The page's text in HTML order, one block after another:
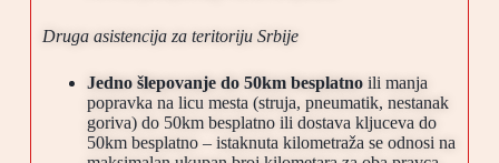
Druga asistencija za teritoriju Srbije
Jedno šlepovanje do 50km besplatnoili manja
popravka na licu mesta (struja, pneumatik, nestanak
goriva) do 50km besplatno ili dostava kljuceva do
50km besplatno – istaknuta kilometraža se odnosi na